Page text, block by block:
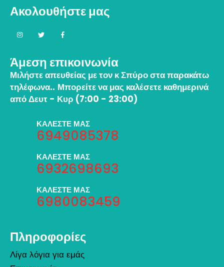
Ακολουθήστε μας
Άμεση επικοινωνία
Μιλήστε απευθείας με τον κ Σπύρο στα παρακάτω
τηλέφωνα.. Μπορείτε να μας καλέσετε καθημερινά
από Δευτ - Κυρ (7:00 - 23:00)
ΚΑΛΕΣΤΕ ΜΑΣ
6949085378
ΚΑΛΕΣΤΕ ΜΑΣ
6932698693
ΚΑΛΕΣΤΕ ΜΑΣ
6980083459
Πληροφορίες
Λίγα λόγια για εμάς